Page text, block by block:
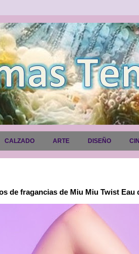
CALZADO ARTE DISEÑO
de fragancias de Miu Miu Twist Eau